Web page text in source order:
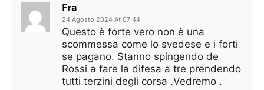
Fra
24 Agosto 2024 At 07:44
Questo è forte vero non è una
scommessa come lo svedese e i forti
se pagano. Stanno spingendo de
Rossi a fare la difesa a tre prendendo
tutti terzini degli corsa .Vedremo .